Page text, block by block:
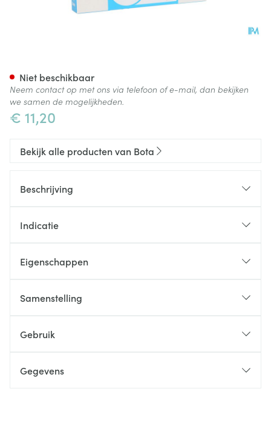
€ 11,20
Niet beschikbaar
Neem contact op met ons via telefoon of e-mail, dan bekijken
we samen de mogelijkheden.
Bekijk alle producten van Bota
Beschrijving
Indicatie
Eigenschappen
Samenstelling
Gebruik
Gegevens